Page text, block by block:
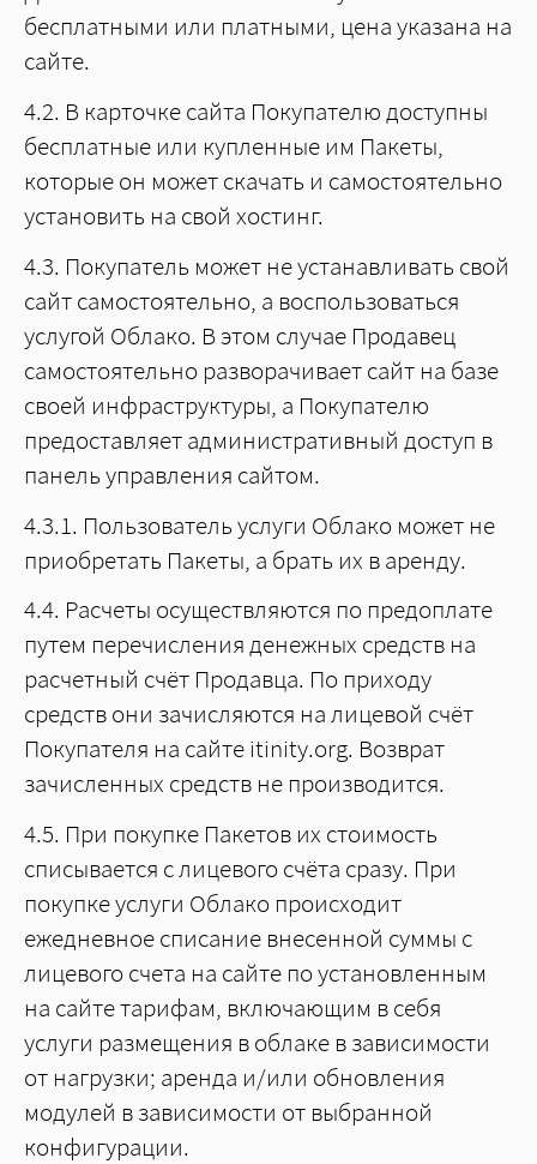
бесплатными или платными, цена указана на
сайте.
4.2. В карточке сайта Покупателю доступны
бесплатные или купленные им Пакеты,
которые он может скачать и самостоятельно
установить на свой хостинг.
4.3. Покупатель может не устанавливать свой
сайт самостоятельно, а воспользоваться
услугой Облако. В этом случае Продавец
самостоятельно разворачивает сайт на базе
своей инфраструктуры, а Покупателю
предоставляет административный доступ в
панель управления сайтом.
4.3.1. Пользователь услуги Облако может не
приобретать Пакеты, а брать их в аренду.
4.4. Расчеты осуществляются по предоплате
путем перечисления денежных средств на
расчетный счёт Продавца. По приходу
средств они зачисляются на лицевой счёт
Покупателя на сайте itinity.org. Возврат
зачисленных средств не производится.
4.5. При покупке Пакетов их стоимость
списывается с лицевого счёта сразу. При
покупке услуги Облако происходит
ежедневное списание внесенной суммы с
лицевого счета на сайте по установленным
на сайте тарифам, включающим в себя
услуги размещения в облаке в зависимости
от нагрузки; аренда и/или обновления
модулей в зависимости от выбранной
конфигурации.